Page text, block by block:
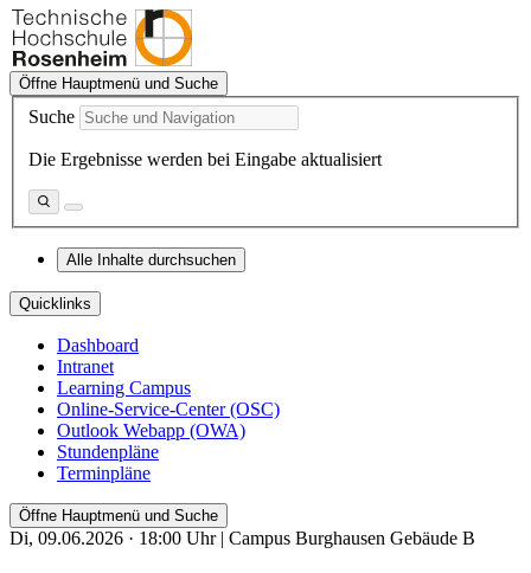
Öffne Hauptmenü und Suche
Suche
Die Ergebnisse werden bei Eingabe aktualisiert
Alle Inhalte durchsuchen
Quicklinks
Dashboard
Intranet
Learning Campus
Online-Service-Center (OSC)
Outlook Webapp (OWA)
Stundenpläne
Terminpläne
Öffne Hauptmenü und Suche
Di, 09.06.2026 · 18:00 Uhr | Campus Burghausen Gebäude B